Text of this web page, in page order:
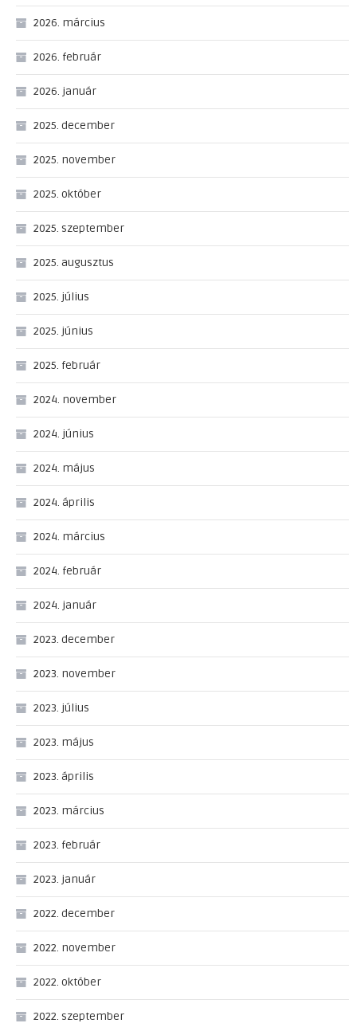
2026. március
2026. február
2026. január
2025. december
2025. november
2025. október
2025. szeptember
2025. augusztus
2025. július
2025. június
2025. február
2024. november
2024. június
2024. május
2024. április
2024. március
2024. február
2024. január
2023. december
2023. november
2023. július
2023. május
2023. április
2023. március
2023. február
2023. január
2022. december
2022. november
2022. október
2022. szeptember